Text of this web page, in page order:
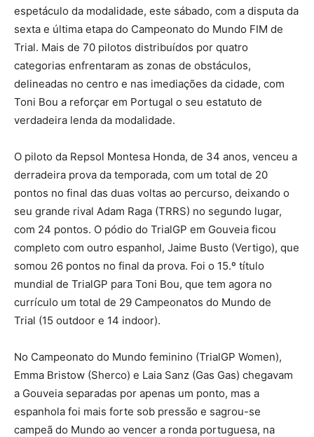
espetáculo da modalidade, este sábado, com a disputa da
sexta e última etapa do Campeonato do Mundo FIM de
Trial. Mais de 70 pilotos distribuídos por quatro
categorias enfrentaram as zonas de obstáculos,
delineadas no centro e nas imediações da cidade, com
Toni Bou a reforçar em Portugal o seu estatuto de
verdadeira lenda da modalidade.
O piloto da Repsol Montesa Honda, de 34 anos, venceu a
derradeira prova da temporada, com um total de 20
pontos no final das duas voltas ao percurso, deixando o
seu grande rival Adam Raga (TRRS) no segundo lugar,
com 24 pontos. O pódio do TrialGP em Gouveia ficou
completo com outro espanhol, Jaime Busto (Vertigo), que
somou 26 pontos no final da prova. Foi o 15.º título
mundial de TrialGP para Toni Bou, que tem agora no
currículo um total de 29 Campeonatos do Mundo de
Trial (15 outdoor e 14 indoor).
No Campeonato do Mundo feminino (TrialGP Women),
Emma Bristow (Sherco) e Laia Sanz (Gas Gas) chegavam
a Gouveia separadas por apenas um ponto, mas a
espanhola foi mais forte sob pressão e sagrou-se
campeã do Mundo ao vencer a ronda portuguesa, na